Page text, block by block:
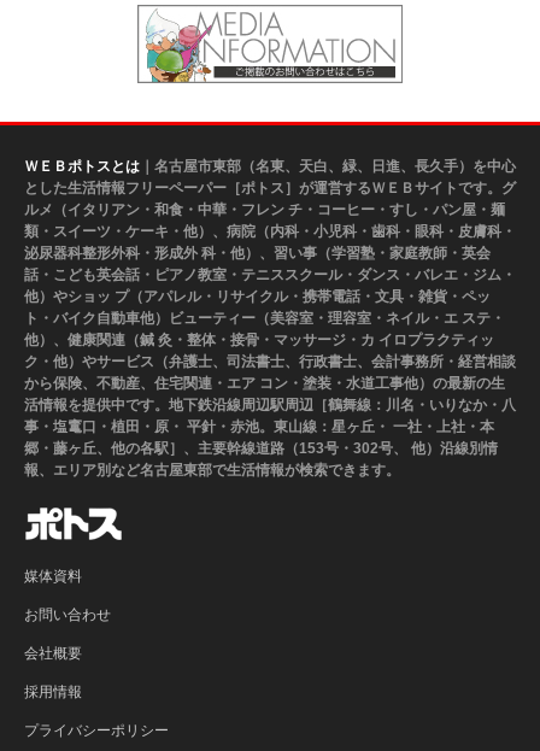
ＷＥＢポトスとは ｜名古屋市東部（名東、天白、緑、日進、長久手）を中心
とした生活情報フリーペーパー［ポトス］が運営するＷＥＢサイトです。グ
ルメ（イタリアン・和食・中華・フレン チ・コーヒー・すし・パン屋・麺
類・スイーツ・ケーキ・他）、病院（内科・小児科・歯科・眼科・皮膚科・
泌尿器科整形外科・形成外 科・他）、習い事（学習塾・家庭教師・英会
話・こども英会話・ピアノ教室・テニススクール・ダンス・バレエ・ジム・
他）やショッ プ（アパレル・リサイクル・携帯電話・文具・雑貨・ペッ
ト・バイク自動車他）ビューティー（美容室・理容室・ネイル・エ ステ・
他）、健康関連（鍼 灸・整体・接骨・マッサージ・カ イロプラクティッ
ク・他）やサービス（弁護士、司法書士、行政書士、会計事務所・経営相談
から保険、不動産、住宅関連・エア コン・塗装・水道工事他）の最新の生
活情報を提供中です。地下鉄沿線周辺駅周辺［鶴舞線：川名・いりなか・八
事・塩竃口・植田・原・ 平針・赤池。東山線：星ヶ丘・ 一社・上社・本
郷・藤ヶ丘、他の各駅］、主要幹線道路（153号・302号、 他）沿線別情
報、エリア別など名古屋東部で生活情報が検索できます。
媒体資料
お問い合わせ
会社概要
採用情報
プライバシーポリシー